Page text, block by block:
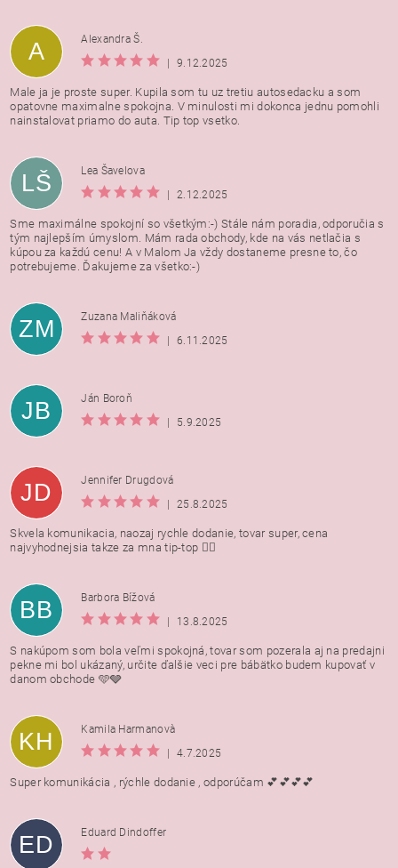
A
Alexandra Š.
|
9.12.2025
Male ja je proste super. Kupila som tu uz tretiu autosedacku a som
opatovne maximalne spokojna. V minulosti mi dokonca jednu pomohli
nainstalovat priamo do auta. Tip top vsetko.
LŠ
Lea Šavelova
|
2.12.2025
Sme maximálne spokojní so všetkým:-) Stále nám poradia, odporučia s
tým najlepším úmyslom. Mám rada obchody, kde na vás netlačia s
kúpou za každú cenu! A v Malom Ja vždy dostaneme presne to, čo
potrebujeme. Ďakujeme za všetko:-)
ZM
Zuzana Maliňáková
|
6.11.2025
JB
Ján Boroň
|
5.9.2025
JD
Jennifer Drugdová
|
25.8.2025
Skvela komunikacia, naozaj rychle dodanie, tovar super, cena
najvyhodnejsia takze za mna tip-top 👍🏻
BB
Barbora Bížová
|
13.8.2025
S nakúpom som bola veľmi spokojná, tovar som pozerala aj na predajni
pekne mi bol ukázaný, určite ďalšie veci pre bábätko budem kupovať v
danom obchode 🩵🩶
KH
Kamila Harmanovà
|
4.7.2025
Super komunikácia , rýchle dodanie , odporúčam 💕💕💕💕
ED Eduard Dindoffer